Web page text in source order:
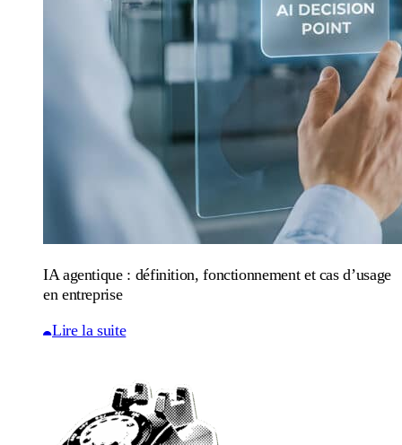
IA agentique : définition, fonctionnement et cas d’usage
en entreprise
Lire la suite